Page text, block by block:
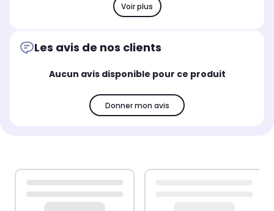
Voir plus
Les avis de nos clients
Aucun avis disponible pour ce produit
Donner mon avis